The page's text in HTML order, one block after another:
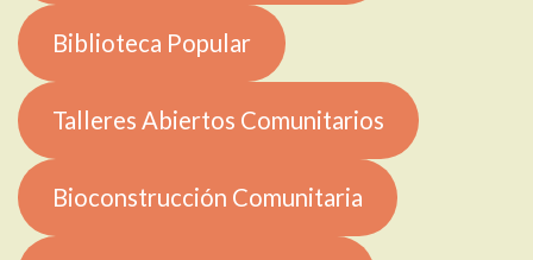
Biblioteca Popular
Talleres Abiertos Comunitarios
Bioconstrucción Comunitaria